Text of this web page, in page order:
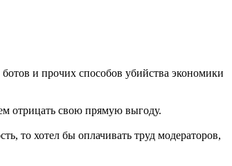
и прочих способов убийства экономики
отрицать свою прямую выгоду.
то хотел бы оплачивать труд модераторов,